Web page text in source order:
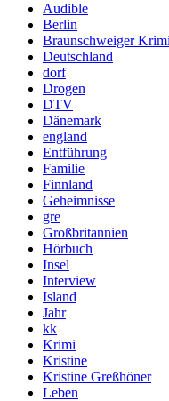
Audible
Berlin
Braunschweiger
Deutschland
dorf
Drogen
DTV
Dänemark
england
Entführung
Familie
Finnland
Geheimnisse
gre
Großbritannien
Hörbuch
Insel
Interview
Island
Jahr
kk
Krimi
Kristine
Kristine Greßhöner
Leben